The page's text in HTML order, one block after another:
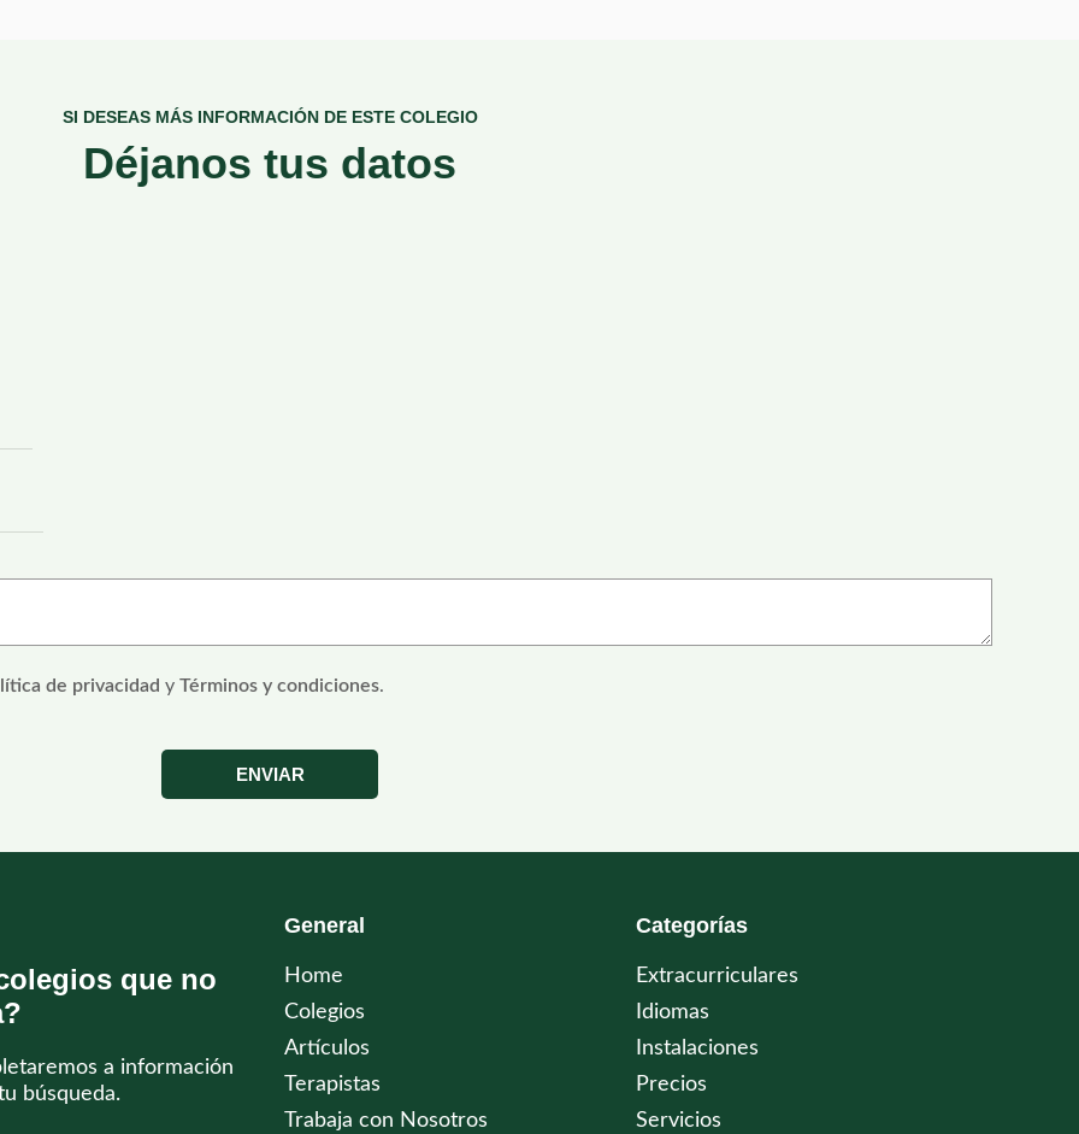
SI DESEAS MÁS INFORMACIÓN DE ESTE COLEGIO
Déjanos tus datos
de privacidad y Términos y condiciones.
ENVIAR
que no
a información
búsqueda.
General
Home
Colegios
Artículos
Terapistas
Trabaja con Nosotros
Categorías
Extracurriculares
Idiomas
Instalaciones
Precios
Servicios